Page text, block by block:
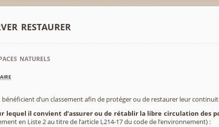
restaurer
naturels
bénéficient d’un classement afin de protéger ou de restaurer leur
lequel il convient d’assurer ou de rétablir la libre circulation des
en Liste 2 au titre de l’article L214-17 du code de l’environnement) :